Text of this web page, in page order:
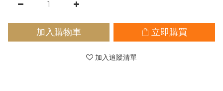
加入購物車 立即購買
加入追蹤清單